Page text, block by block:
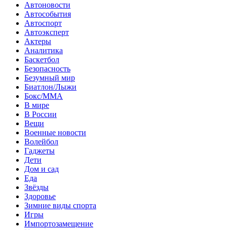
Автоновости
Автособытия
Автоспорт
Автоэксперт
Актеры
Аналитика
Баскетбол
Безопасность
Безумный мир
Биатлон/Лыжи
Бокс/MMA
В мире
В России
Вещи
Военные новости
Волейбол
Гаджеты
Дети
Дом и сад
Еда
Звёзды
Здоровье
Зимние виды спорта
Игры
Импортозамещение